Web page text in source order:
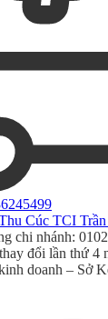
Cúc TCI
chi nhánh:
đổi lần thứ 4
doanh – Sở